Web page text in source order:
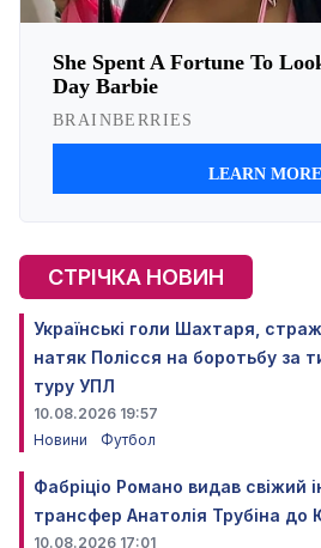
СТРІЧКА НОВИН
Українські голи Шахтаря,
натяк Полісся на боротьбу за
туру УПЛ
10.08.2026 19:57
Новини
Футбол
Фабріціо Романо видав свіжий
трансфер Анатолія Трубіна до
10.08.2026 17:01